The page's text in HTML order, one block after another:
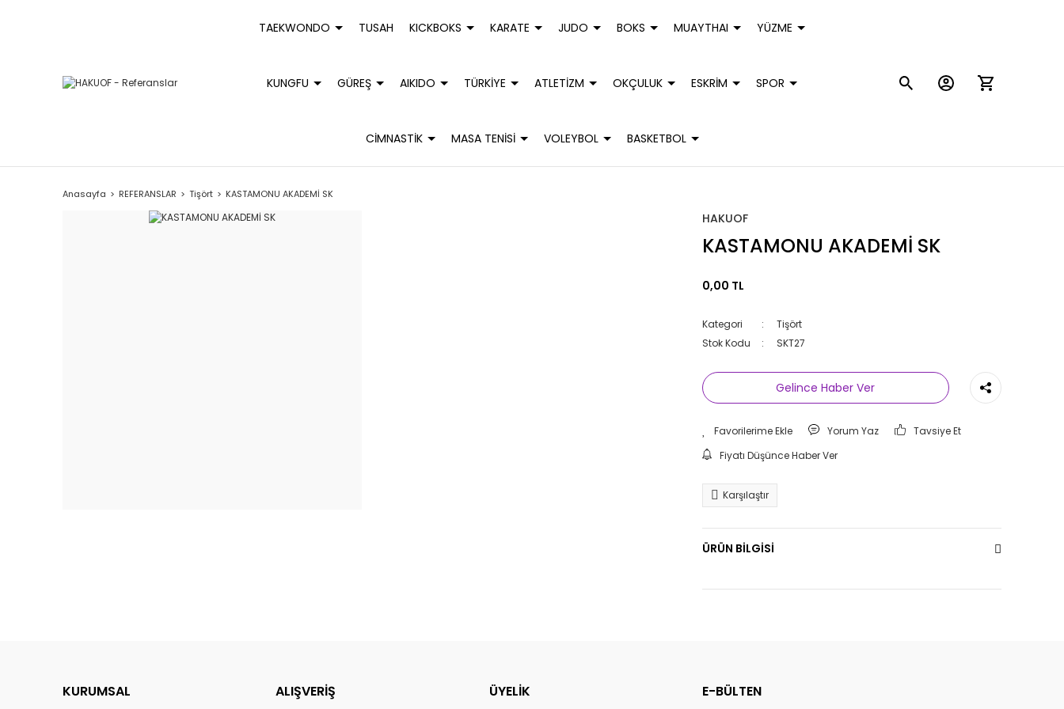
TAEKWONDO TUSAH KICKBOKS KARATE JUDO BOKS MUAYTHAI YÜZME
KUNGFU GÜREŞ AIKIDO TÜRKİYE ATLETİZM OKÇULUK ESKRİM SPOR
CİMNASTİK MASA TENİSİ VOLEYBOL BASKETBOL
Anasayfa REFERANSLAR Tişört KASTAMONU AKADEMİ SK
HAKUOF
KASTAMONU AKADEMİ SK
0,00 TL
Kategori
Tişört
Stok Kodu
SKT27
Gelince Haber Ver
Yorum Yaz
Tavsiye Et
Fiyatı Düşünce Haber Ver
Karşılaştır
ÜRÜN BİLGİSİ
KURUMSAL ALIŞVERİŞ ÜYELİK E-BÜLTEN